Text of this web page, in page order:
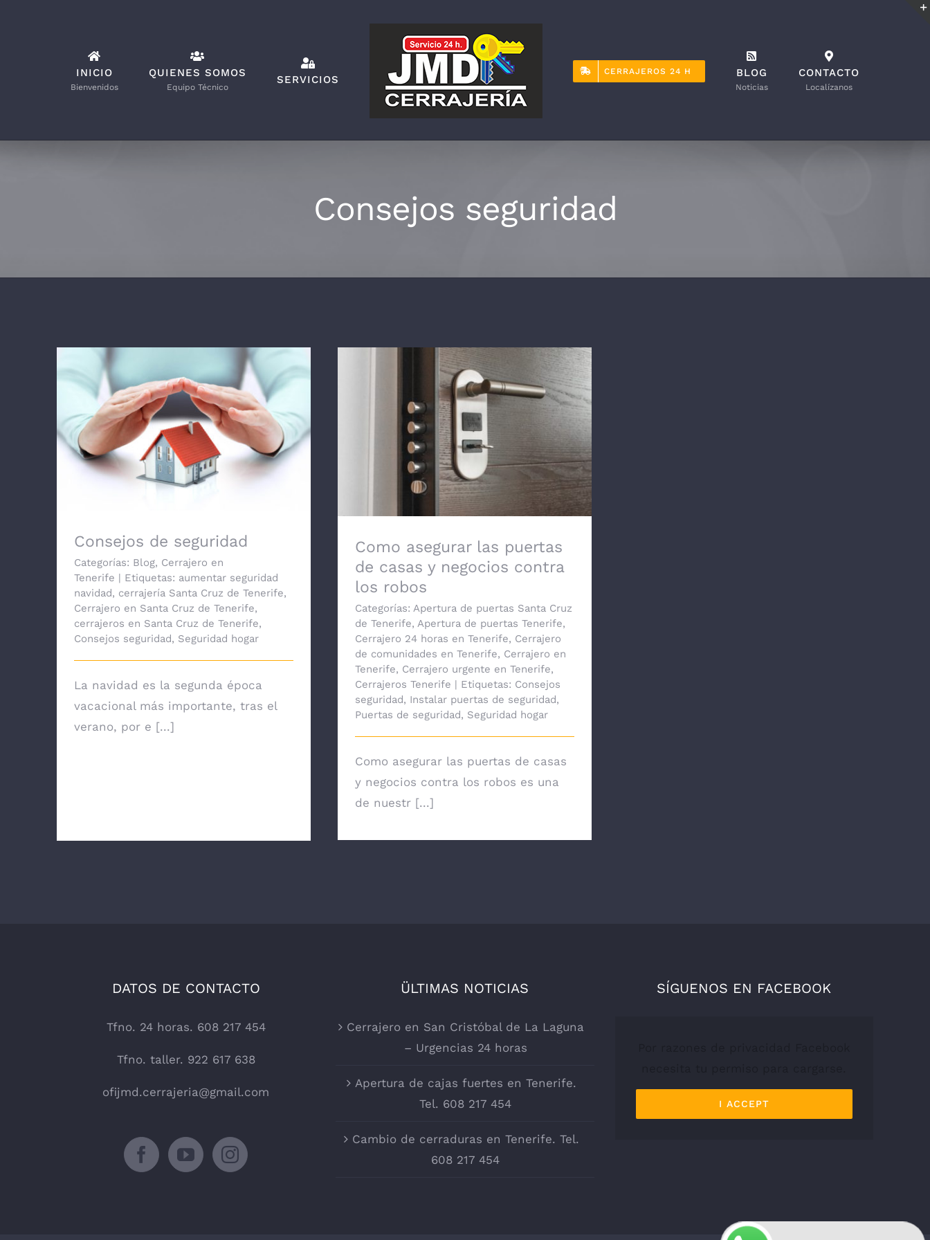
INICIO
Bienvenidos
QUIENES SOMOS
Equipo Técnico
SERVICIOS
CERRAJEROS 24 H BLOG
Noticias
CONTACTO
Localízanos
Consejos seguridad
Consejos de seguridad
Consejos de seguridad
Categorías: Blog, Cerrajero en
Tenerife
Etiquetas: aumentar seguridad
navidad, cerrajería Santa Cruz de Tenerife,
Cerrajero en Santa Cruz de Tenerife,
cerrajeros en Santa Cruz de Tenerife,
Consejos seguridad, Seguridad hogar
La navidad es la segunda época
vacacional más importante, tras el
verano, por e [...]
Como asegurar las puertas de casas y
negocios contra los robos
Como asegurar las puertas
de casas y negocios contra
los robos
Categorías: Apertura de puertas Santa Cruz
de Tenerife, Apertura de puertas Tenerife,
Cerrajero 24 horas en Tenerife, Cerrajero
de comunidades en Tenerife, Cerrajero en
Tenerife, Cerrajero urgente en Tenerife,
Cerrajeros Tenerife | Etiquetas: Consejos
seguridad, Instalar puertas de seguridad,
Puertas de seguridad, Seguridad hogar
Como asegurar las puertas de casas
y negocios contra los robos es una
de nuestr [...]
DATOS DE CONTACTO
Tfno. 24 horas. 608 217 454
Tfno. taller. 922 617 638
ofijmd.cerrajeria@gmail.com
ÜLTIMAS NOTICIAS
Cerrajero en San Cristóbal de La Laguna
– Urgencias 24 horas
Apertura de cajas fuertes en Tenerife.
Tel. 608 217 454
Cambio de cerraduras en Tenerife. Tel.
608 217 454
SÍGUENOS EN FACEBOOK
I ACCEPT